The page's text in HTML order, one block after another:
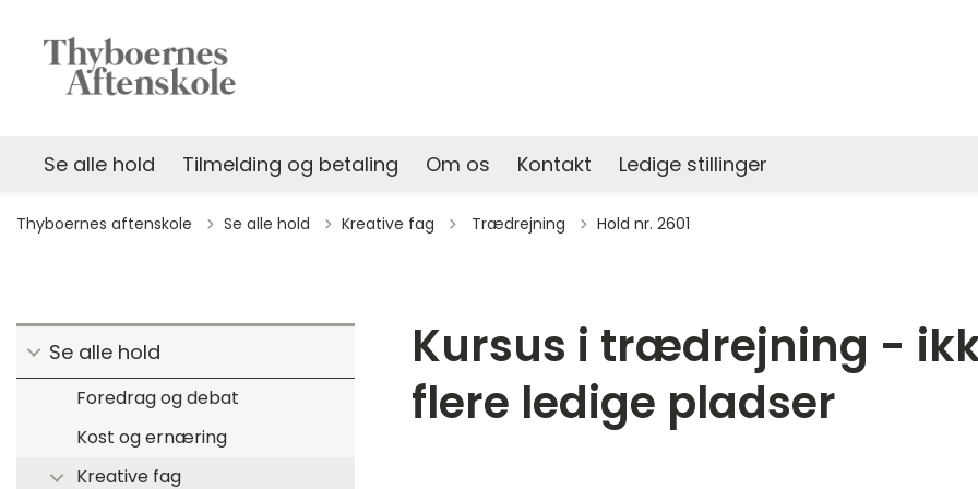
Se alle hold Tilmelding og betaling Om os Kontakt Ledige stillinger
Thyboernes aftenskole Se alle hold Kreative fag Tilbage til
Trædrejning Hold nr. 2601
Se alle hold
Foredrag og debat
Kost og ernæring
Kreative fag
Kursus i trædrejning -
flere ledige pladser